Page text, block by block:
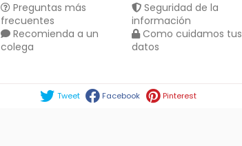
Preguntas más
frecuentes
Recomienda a un
colega
Seguridad de la
información
Como cuidamos tus
datos
Tweet Facebook Pinterest